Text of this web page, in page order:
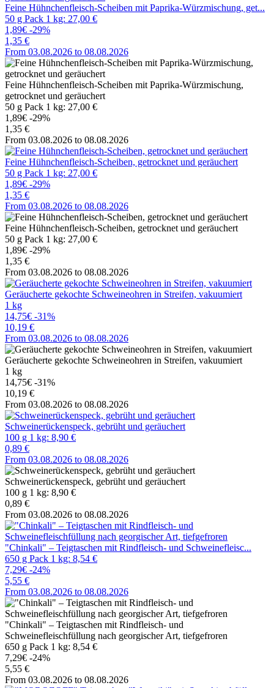
Feine Hühnchenfleisch-Scheiben mit Paprika-Würzmischung, get...
50 g Pack 1 kg: 27,00 €
1,89€ -29%
1,35 €
From 03.08.2026 to 08.08.2026
Feine Hühnchenfleisch-Scheiben mit Paprika-Würzmischung,
getrocknet und geräuchert
50 g Pack 1 kg: 27,00 €
1,89€ -29%
1,35 €
From 03.08.2026 to 08.08.2026
Feine Hühnchenfleisch-Scheiben, getrocknet und geräuchert
50 g Pack 1 kg: 27,00 €
1,89€ -29%
1,35 €
From 03.08.2026 to 08.08.2026
Feine Hühnchenfleisch-Scheiben, getrocknet und geräuchert
50 g Pack 1 kg: 27,00 €
1,89€ -29%
1,35 €
From 03.08.2026 to 08.08.2026
Geräucherte gekochte Schweineohren in Streifen, vakuumiert
1 kg
14,75€ -31%
10,19 €
From 03.08.2026 to 08.08.2026
Geräucherte gekochte Schweineohren in Streifen, vakuumiert
1 kg
14,75€ -31%
10,19 €
From 03.08.2026 to 08.08.2026
Schweinerückenspeck, gebrüht und geräuchert
100 g 1 kg: 8,90 €
0,89 €
From 03.08.2026 to 08.08.2026
Schweinerückenspeck, gebrüht und geräuchert
100 g 1 kg: 8,90 €
0,89 €
From 03.08.2026 to 08.08.2026
"Chinkali" – Teigtaschen mit Rindfleisch- und Schweinefleisc...
650 g Pack 1 kg: 8,54 €
7,29€ -24%
5,55 €
From 03.08.2026 to 08.08.2026
"Chinkali" – Teigtaschen mit Rindfleisch- und
Schweinefleischfüllung nach georgischer Art, tiefgefroren
650 g Pack 1 kg: 8,54 €
7,29€ -24%
5,55 €
From 03.08.2026 to 08.08.2026